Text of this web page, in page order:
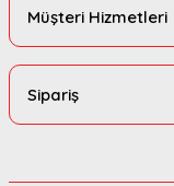
Müşteri Hizmetleri
Sipariş